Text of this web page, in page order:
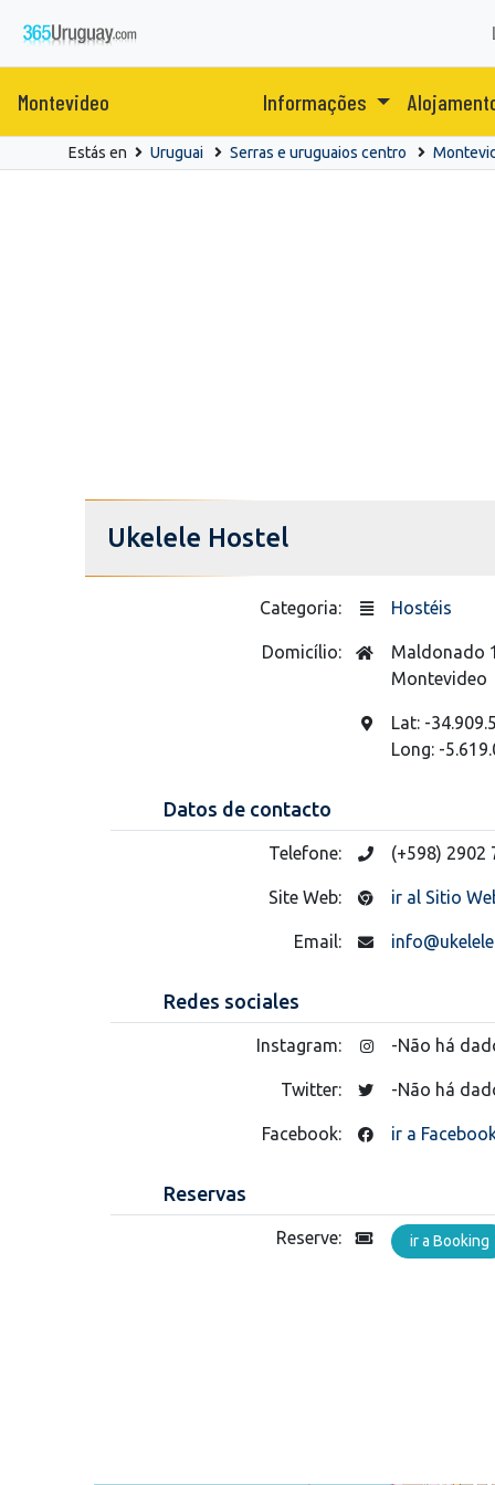
Montevideo Informações
Estás en Uruguai Serras e uruguaios centro
Ukelele Hostel
Categoria: Hostéis
Domicílio:
Maldonado
Montevideo
Lat: -
Long: -
Datos de contacto
Telefone: (+598) 2902
Site Web: ir al Sitio
Email:
Redes sociales
Instagram: -Não há
Twitter: -Não há
Facebook: ir a
Reservas
Reserve: ir a Booking